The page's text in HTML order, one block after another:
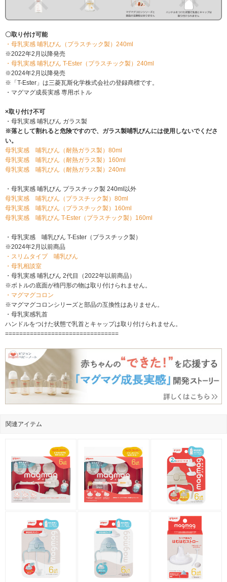
〇取り付け可能
・母乳実感 哺乳びん（プラスチック製）240ml
※2022年2月以降発売
・母乳実感 哺乳びん T-Ester（プラスチック製）240ml
※2024年2月以降発売
※「T-Ester」は三菱瓦斯化学株式会社の登録商標です。
・マグマグ成長実感 専用ボトル
×取り付け不可
・母乳実感 哺乳びん ガラス製
※落として割れると危険ですので、ガラス製哺乳びんには使用しないでくださ
い。
母乳実感 哺乳びん（耐熱ガラス製）80ml
母乳実感 哺乳びん（耐熱ガラス製）160ml
母乳実感 哺乳びん（耐熱ガラス製）240ml
・母乳実感 哺乳びん プラスチック製 240ml以外
母乳実感 哺乳びん（プラスチック製）80ml
母乳実感 哺乳びん（プラスチック製）160ml
母乳実感 哺乳びん T-Ester（プラスチック製）160ml
・母乳実感 哺乳びん T-Ester（プラスチック製）
※2024年2月以前商品
・スリムタイプ 哺乳びん
・母乳相談室
・母乳実感 哺乳びん 2代目（2022年以前商品）
※ボトルの底面が楕円形の物は取り付けられません。
・マグマグコロン
※マグマグコロンシリーズと部品の互換性はありません。
・母乳実感乳首
ハンドルをつけた状態で乳首とキャップは取り付けられません。
================================
関連アイテム